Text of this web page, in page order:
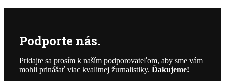
Podporte nás.
Pridajte sa prosím k naším podporovateľom, aby sme vám
mohli prinášať viac kvalitnej žurnalistiky. Ďakujeme!